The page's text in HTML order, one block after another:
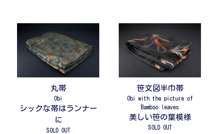
丸帯
Obi
シックな帯はランナー
に
SOLD OUT
笹文図半巾帯
Obi with the picture of
Bamboo leaves
美しい笹の葉模様
SOLD OUT